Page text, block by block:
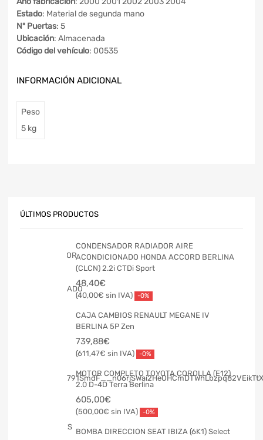
Estado: Material de segunda mano
Nº Puertas: 5
Ubicación: Almacenada
Código del vehículo: 00535
INFORMACIÓN ADICIONAL
Peso
5 kg
ÚLTIMOS PRODUCTOS
CONDENSADOR RADIADOR AIRE
ACONDICIONADO HONDA ACCORD BERLINA
(CLCN) 2.2i CTDi Sport
48,40€
40,00€ -0%
CAJA CAMBIOS RENAULT MEGANE IV
BERLINA 5P Zen
739,88€
611,47€ -0%
MOTOR COMPLETO TOYOTA COROLLA (E12)
2.0 D-4D Terra Berlina
605,00€
500,00€ -0%
BOMBA DIRECCION SEAT IBIZA (6K1) Select